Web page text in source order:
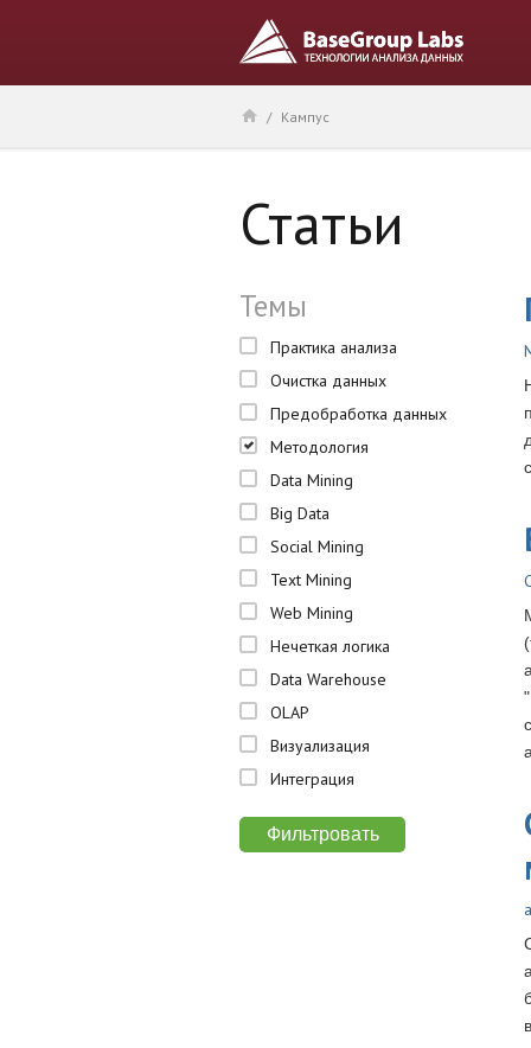
/ Кампус
Статьи
Темы
Практика анализа
Очистка данных
Предобработка данных
Методология
Data Mining
Big Data
Social Mining
Text Mining
Web Mining
Нечеткая логика
Data Warehouse
OLAP
Визуализация
Интеграция